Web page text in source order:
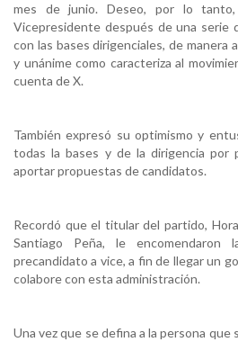
mes de junio. Deseo, por lo
Vicepresidente después de una serie
con las bases dirigenciales, de manera
y unánime como caracteriza al
cuenta de X.
También expresó su optimismo y
todas la bases y de la dirigencia por
aportar propuestas de candidatos.
Recordó que el titular del partido,
Santiago Peña, le
precandidato a vice, a fin de llegar un
colabore con esta administración.
Una vez que se defina a la persona que